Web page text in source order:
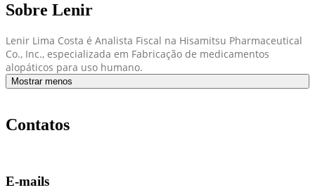
Sobre Lenir
Lenir Lima Costa é Analista Fiscal na Hisamitsu Pharmaceutical
Co., Inc., especializada em Fabricação de medicamentos
alopáticos para uso humano.
Mostrar menos
Contatos
E-mails